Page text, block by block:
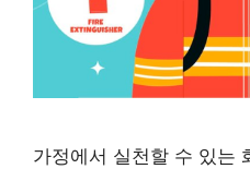
가정에서 실천할 수 있는